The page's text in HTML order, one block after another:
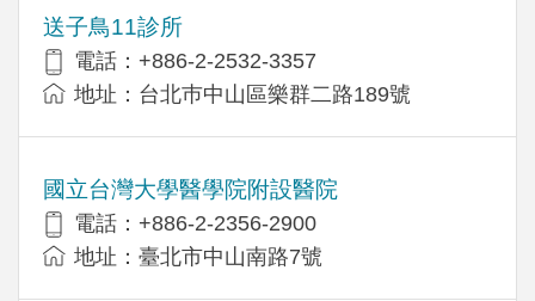
送子鳥11診所
電話：+886-2-2532-3357
地址：台北巿中山區樂群二路189號
國立台灣大學醫學院附設醫院
電話：+886-2-2356-2900
地址：臺北市中山南路7號